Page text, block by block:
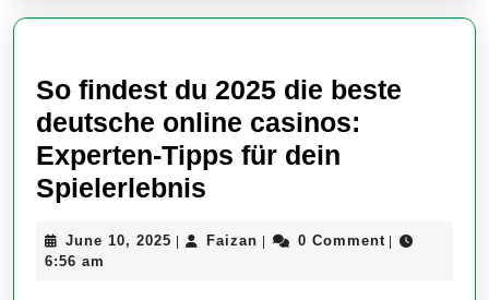
So findest du 2025 die beste
deutsche online casinos:
Experten-Tipps für dein
Spielerlebnis
du
June 10, 2025 June
| Faizan Faizan
| 0 Comment |
6:56 am